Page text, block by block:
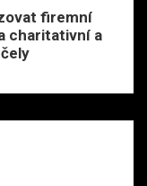
firemní
charitativní a